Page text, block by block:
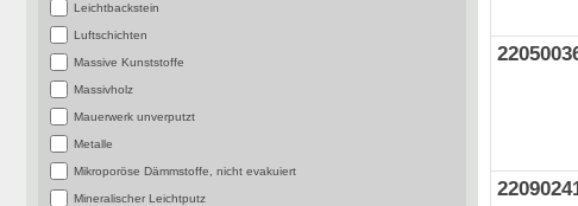
Leichtbackstein
Luftschichten
Massive Kunststoffe
Massivholz
Mauerwerk unverputzt
Metalle
Mikroporöse Dämmstoffe, nicht evakuiert
Mineralischer Leichtputz